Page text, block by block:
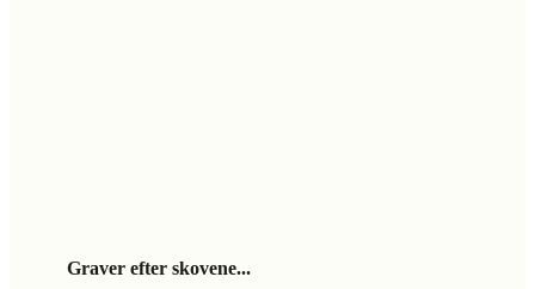
Graver efter skovene...